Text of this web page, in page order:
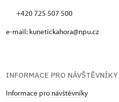
+420 725 507 500
e-mail: kunetickahora@npu.cz
INFORMACE PRO NÁVŠTĚVNÍKY
Informace pro návštěvníky